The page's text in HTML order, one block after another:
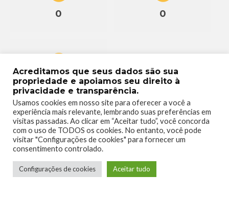
0 0
0
Acreditamos que seus dados são sua
propriedade e apoiamos seu direito à
privacidade e transparência.
Usamos cookies em nosso site para oferecer a você a
experiência mais relevante, lembrando suas preferências em
visitas passadas. Ao clicar em “Aceitar tudo”, você concorda
com o uso de TODOS os cookies. No entanto, você pode
visitar "Configurações de cookies" para fornecer um
consentimento controlado.
Configurações de cookies Aceitar tudo